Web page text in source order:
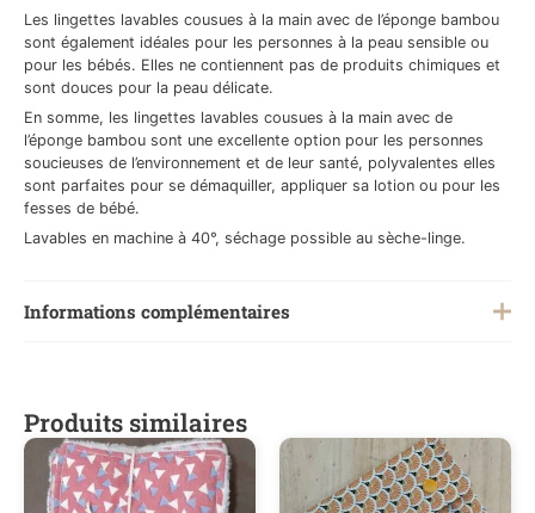
Les lingettes lavables cousues à la main avec de l’éponge bambou
sont également idéales pour les personnes à la peau sensible ou
pour les bébés. Elles ne contiennent pas de produits chimiques et
sont douces pour la peau délicate.
En somme, les lingettes lavables cousues à la main avec de
l’éponge bambou sont une excellente option pour les personnes
soucieuses de l’environnement et de leur santé, polyvalentes elles
sont parfaites pour se démaquiller, appliquer sa lotion ou pour les
fesses de bébé.
Lavables en machine à 40°, séchage possible au sèche-linge.
Informations complémentaires
Produits similaires